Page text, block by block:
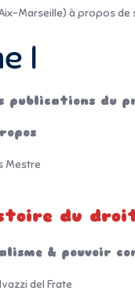
Marseille) à propos de
I
publications du
Mestre
du
& pouvoir
del Frate